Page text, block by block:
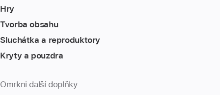
Hry
Tvorba obsahu
Sluchátka a reproduktory
Kryty a pouzdra
Omrkni další doplňky